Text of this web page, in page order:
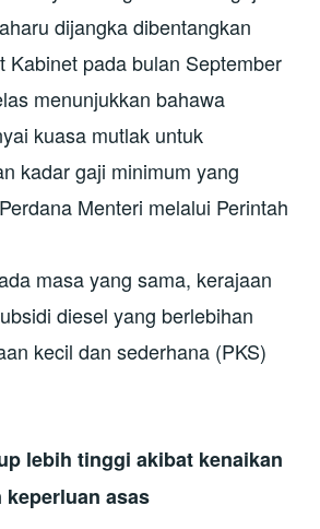
dijangka dibentangkan
Kabinet pada bulan September
menunjukkan bahawa
kuasa mutlak untuk
kadar gaji minimum yang
Menteri melalui Perintah
masa yang sama, kerajaan
diesel yang berlebihan
kecil dan sederhana (PKS)
lebih tinggi akibat kenaikan
keperluan asas